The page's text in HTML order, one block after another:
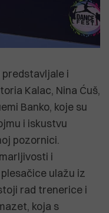
predstavljale i
Kalac, Nina Ćuš,
Banko, koje su
i iskustvu
pozornici.
i
ulažu iz
rad trenerice i
koja s